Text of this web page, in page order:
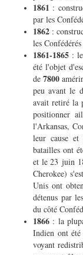
1861 :
par les
1862 :
les Confédérés
1861-1865 :
été l'objet
de 7800
peu avant le
avait retiré la
positionner
l'Arkansas,
leur cause
batailles ont
et le 23 juin
Cherokee)
Unis ont
détenus par
du côté
1866 : la
Indien ont été
voyant